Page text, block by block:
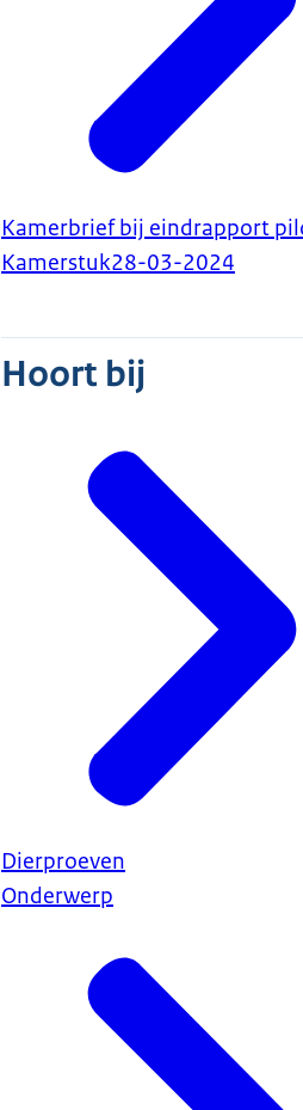
Kamerbrief bij eindrapport
Kamerstuk28-03-2024
Hoort bij
Dierproeven
Onderwerp